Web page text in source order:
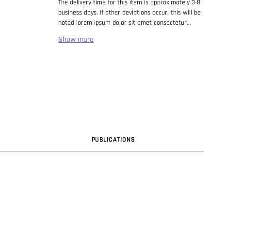
The delivery time for this item is approximately 3-8
business days. If other deviations occur, this will be
noted lorem ipsum dolor sit amet consectetur
standard dummy text ever since the 1500s, when
PUBLICATIONS